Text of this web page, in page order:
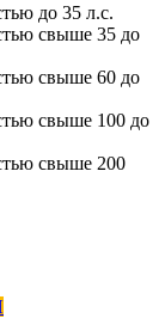
до 35 л.с.
свыше 35 до
свыше 60 до
свыше 100 до
свыше 200